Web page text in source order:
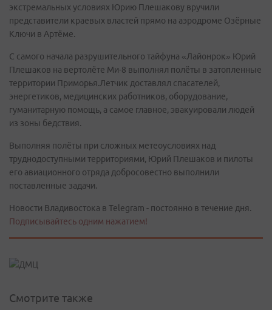
экстремальных условиях Юрию Плешакову вручили
представители краевых властей прямо на аэродроме Озёрные
Ключи в Артёме.
С самого начала разрушительного тайфуна «Лайонрок» Юрий
Плешаков на вертолёте Ми-8 выполнял полёты в затопленные
территории Приморья.Летчик доставлял спасателей,
энергетиков, медицинских работников, оборудование,
гуманитарную помощь, а самое главное, эвакуировали людей
из зоны бедствия.
Выполняя полёты при сложных метеоусловиях над
труднодоступными территориями, Юрий Плешаков и пилоты
его авиационного отряда добросовестно выполнили
поставленные задачи.
Новости Владивостока в Telegram - постоянно в течение дня.
Подписывайтесь одним нажатием!
Смотрите также